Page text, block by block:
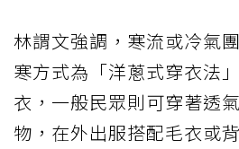
林謂文強調，寒流或冷氣
寒方式為「洋蔥式穿衣法
衣，一般民眾則可穿著透
物，在外出服搭配毛衣或